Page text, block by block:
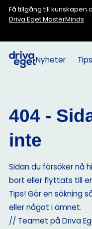
Få tillgång till
Driva Eget MasterMinds
Nyheter
404 -
inte
Sidan du försöker nå
bort eller flyttats till
Tips! Gör en sökning
eller något i ämnet.
// Teamet på Driva